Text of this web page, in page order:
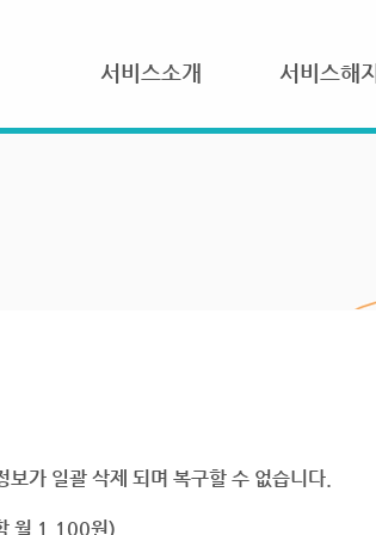
서비스소개 서비스해지
가 일괄 삭제 되며 복구할 수 없습니다.
월 1,100원)